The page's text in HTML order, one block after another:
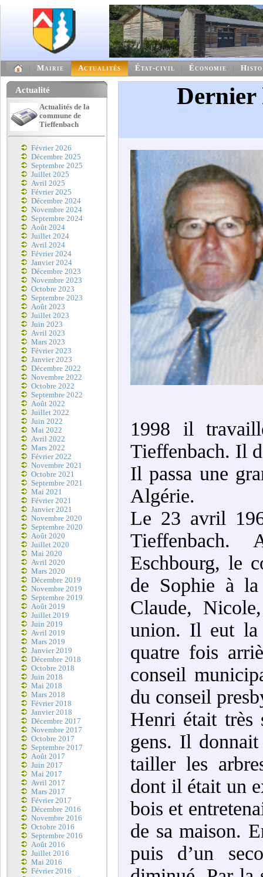
Mairie Actualités État-civil Économie
Actualité
Actualités de la
commune de
Tieffenbach
Février 2026
Décembre 2025
Septembre 2025
Juillet 2025
Avril 2025
Février 2025
Décembre 2024
Novembre 2024
Septembre 2024
Août 2024
Juillet 2024
Avril 2024
Février 2024
Janvier 2024
Décembre 2023
Novembre 2023
Octobre 2023
Septembre 2023
Août 2023
Juillet 2023
Juin 2023
Avril 2023
Mars 2023
Février 2023
Janvier 2023
Décembre 2022
Novembre 2022
Octobre 2022
Septembre 2022
Août 2022
Juillet 2022
Juin 2022
Mai 2022
Avril 2022
Mars 2022
Février 2022
Novembre 2021
Octobre 2021
Septembre 2021
Mai 2021
Février 2021
Janvier 2021
Novembre 2020
Septembre 2020
Août 2020
Juillet 2020
Mai 2020
Avril 2020
Mars 2020
Décembre 2019
Novembre 2019
Septembre 2019
Août 2019
Juillet 2019
Juin 2019
Avril 2019
Mars 2019
Janvier 2019
Décembre 2018
Octobre 2018
Juin 2018
Mai 2018
Mars 2018
Février 2018
Janvier 2018
Décembre 2017
Novembre 2017
Octobre 2017
Septembre 2017
Août 2017
Juin 2017
Mai 2017
Avril 2017
Mars 2017
Février 2017
Décembre 2016
Novembre 2016
Octobre 2016
Septembre 2016
Août 2016
Juillet 2016
Mai 2016
Février 2016
Dernier
1998 il
Tieffenbach. Il
Il passa une
Algérie.
Le 23 avril
Tieffenbach.
Eschbourg, le
de Sophie à la
Claude,
union. Il eut la
quatre fois
conseil
du conseil
Henri était très
gens. Il
tailler les
dont il était un
bois et
de sa maison.
puis d’un